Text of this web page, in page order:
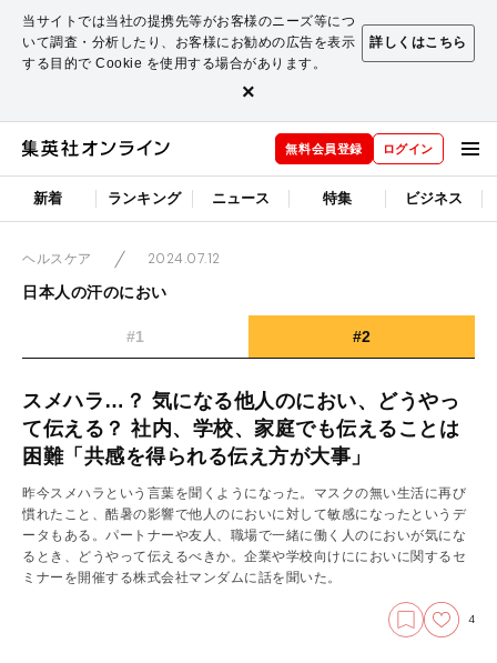
当サイトでは当社の提携先等がお客様のニーズ等につ
いて調査・分析したり、お客様にお勧めの広告を表示
する目的で Cookie を使用する場合があります。
詳しくはこちら
×
無料会員登録 ログイン
新着 ランキング ニュース 特集 ビジネス
ヘルスケア
2024.07.12
日本人の汗のにおい
#1 #2
スメハラ…？ 気になる他人のにおい、どうやっ
て伝える？ 社内、学校、家庭でも伝えることは
困難「共感を得られる伝え方が大事」
昨今スメハラという言葉を聞くようになった。マスクの無い生活に再び
慣れたこと、酷暑の影響で他人のにおいに対して敏感になったというデ
ータもある。パートナーや友人、職場で一緒に働く人のにおいが気にな
るとき、どうやって伝えるべきか。企業や学校向けににおいに関するセ
ミナーを開催する株式会社マンダムに話を聞いた。
4